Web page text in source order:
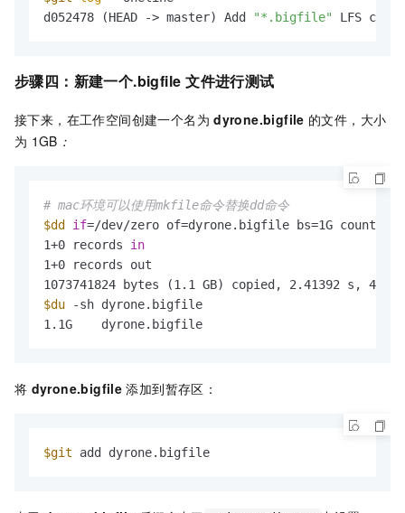
d052478 (HEAD -> master) Add
"*.bigfile" LFS
步骤四：新建一个.bigfile 文件进行测试
接下来，在工作空间创建一个名为 dyrone.bigfile 的文件，大小
为 1GB ：
# mac环境可以使用mkfile命令替换dd命令
$dd
if=/dev/zero of=dyrone.bigfile bs=1G count=1
1+0 records in
1+0 records out
$du -sh dyrone.bigfile
1.1G    dyrone.bigfile
将 dyrone.bigfile 添加到暂存区：
$git add dyrone.bigfile